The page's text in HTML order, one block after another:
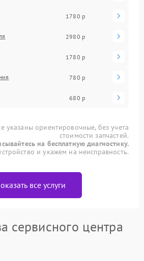
1780 р
2980 р
1780 р
780 р
680 р
указаны ориентировочные, без учета
стоимости запчастей.
на бесплатную диагностику.
и укажем на неисправность.
все услуги
сервисного центра